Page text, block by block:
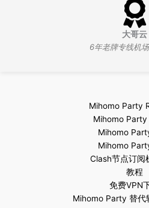
大哥云
6年老牌专线机
Mihomo Party
Mihomo Party
Mihomo
Mihomo
Clash节点订阅
教程
免费VPN
Mihomo Party 替代